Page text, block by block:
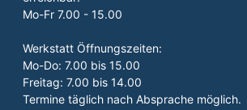
Mo-Fr 7.00 - 15.00
Werkstatt Öffnungszeiten:
Mo-Do: 7.00 bis 15.00
Freitag: 7.00 bis 14.00
Termine täglich nach Absprache möglich.